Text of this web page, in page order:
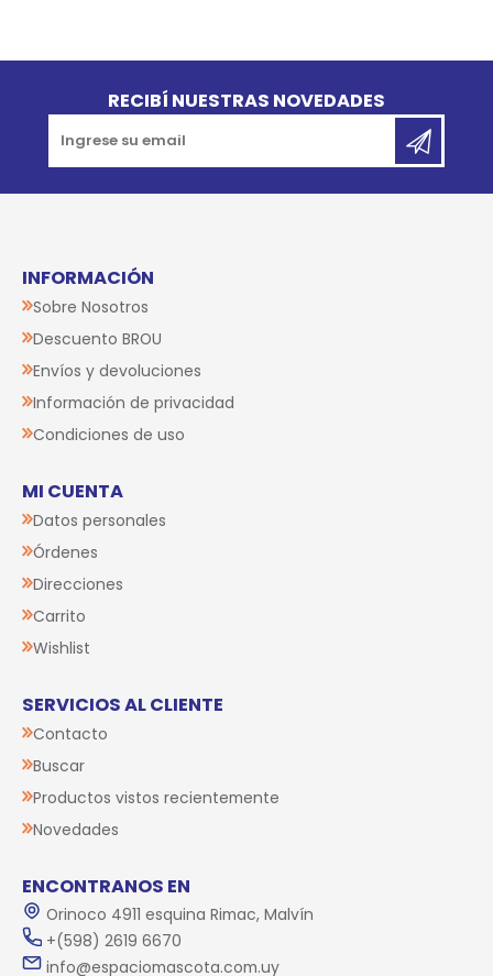
RECIBÍ NUESTRAS NOVEDADES
INFORMACIÓN
Sobre Nosotros
Descuento BROU
Envíos y devoluciones
Información de privacidad
Condiciones de uso
MI CUENTA
Datos personales
Órdenes
Direcciones
Carrito
Wishlist
SERVICIOS AL CLIENTE
Contacto
Buscar
Productos vistos recientemente
Novedades
ENCONTRANOS EN
Orinoco 4911 esquina Rimac, Malvín
+(598) 2619 6670
info@espaciomascota.com.uy